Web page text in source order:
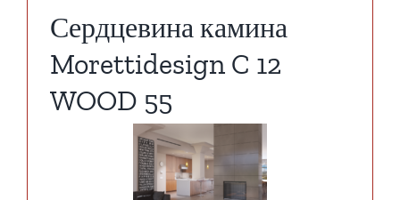
Сердцевина камина
Morettidesign C 12
WOOD 55